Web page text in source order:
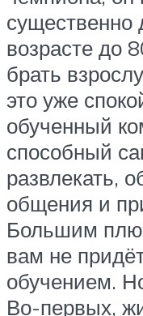
существенно
возрасте до
брать
это уже
обученный
способный
развлекать,
общения и
Большим
вам не
обучением.
Во-первых,